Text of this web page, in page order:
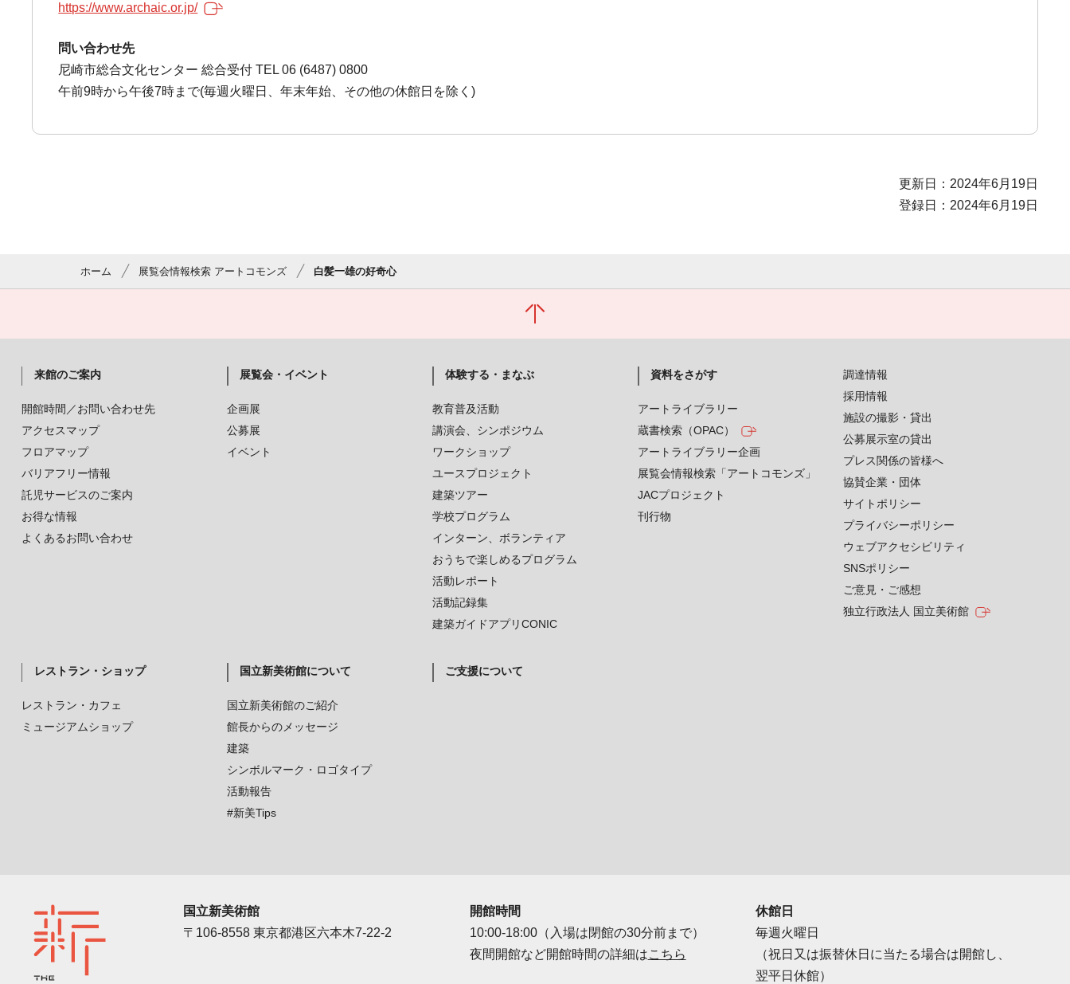
https://www.archaic.or.jp/
問い合わせ先
尼崎市総合文化センター 総合受付 TEL 06 (6487) 0800
午前9時から午後7時まで(毎週火曜日、年末年始、その他の休館日を除く)
更新日：2024年6月19日
登録日：2024年6月19日
ホーム 展覧会情報検索 アートコモンズ 白髪一雄の好奇心
来館のご案内
開館時間／お問い合わせ先
アクセスマップ
フロアマップ
バリアフリー情報
託児サービスのご案内
お得な情報
よくあるお問い合わせ
展覧会・イベント
企画展
公募展
イベント
体験する・まなぶ
教育普及活動
講演会、シンポジウム
ワークショップ
ユースプロジェクト
建築ツアー
学校プログラム
インターン、ボランティア
おうちで楽しめるプログラム
活動レポート
活動記録集
建築ガイドアプリCONIC
資料をさがす
アートライブラリー
蔵書検索（OPAC）
アートライブラリー企画
展覧会情報検索「アートコモンズ」
JACプロジェクト
刊行物
レストラン・ショップ
レストラン・カフェ
ミュージアムショップ
国立新美術館について
国立新美術館のご紹介
館長からのメッセージ
建築
シンボルマーク・ロゴタイプ
活動報告
#新美Tips
ご支援について
調達情報
採用情報
施設の撮影・貸出
公募展示室の貸出
プレス関係の皆様へ
協賛企業・団体
サイトポリシー
プライバシーポリシー
ウェブアクセシビリティ
SNSポリシー
ご意見・ご感想
独立行政法人 国立美術館
国立新美術館
〒106-8558 東京都港区六本木7-22-2
開館時間
10:00-18:00（入場は閉館の30分前まで）
夜間開館など開館時間の詳細はこちら
休館日
毎週火曜日
（祝日又は振替休日に当たる場合は開館し、
翌平日休館）